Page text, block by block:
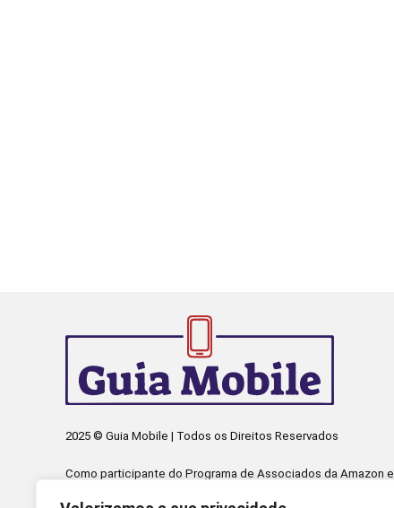
2025 © Guia Mobile | Todos os Direitos Reservados
Como participante do Programa de Associados da Amazon e